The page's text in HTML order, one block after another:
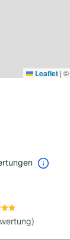
Leaflet | ©